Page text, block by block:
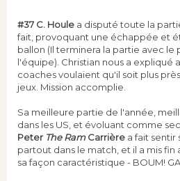
#37 C. Houle a disputé toute la
fait, provoquant une échappée et
ballon (Il terminera la partie avec le
l'équipe). Christian nous a expliqué
coaches voulaient qu'il soit plus
jeux. Mission accomplie.
Sa meilleure partie de l'année,
dans les US, et évoluant comme
Peter The RamCarrière a fait sentir
partout dans le match, et il a mis fin
sa façon caractéristique - BOUM!